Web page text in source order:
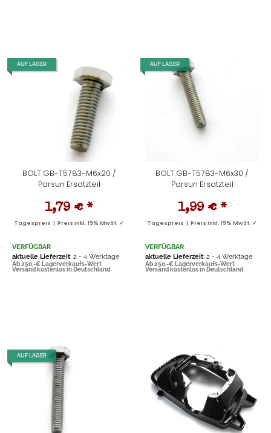
AUF LAGER
BOLT GB-T5783-M6x20 /
Parsun Ersatzteil
1,79 € *
Tagespreis | Preis inkl. 19% MwSt. ✓
VERFÜGBAR
aktuelle Lieferzeit: 2 - 4 Werktage
Ab 250,-€ Lagerverkaufs-Wert
Versand kostenlos in Deutschland
AUF LAGER
BOLT GB-T5783-M6x30 /
Parsun Ersatzteil
1,99 € *
Tagespreis | Preis inkl. 19% MwSt. ✓
VERFÜGBAR
aktuelle Lieferzeit: 2 - 4 Werktage
Ab 250,-€ Lagerverkaufs-Wert
Versand kostenlos in Deutschland
AUF LAGER